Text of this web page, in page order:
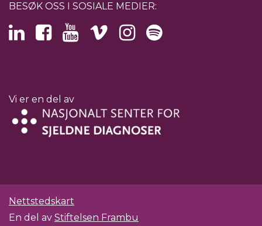
BESØK OSS I SOSIALE MEDIER:
Vi er en del av
Nettstedskart
En del av Stiftelsen Frambu